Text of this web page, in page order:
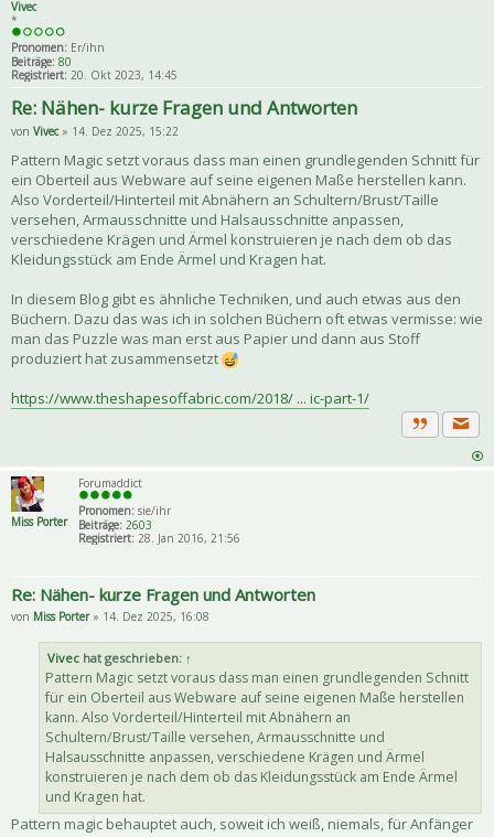
Vivec
*
Pronomen: Er/ihn
Beiträge: 80
Registriert: 20. Okt 2023, 14:45
Re: Nähen- kurze Fragen und Antworten
von Vivec» 14. Dez 2025, 15:22
Pattern Magic setzt voraus dass man einen grundlegenden Schnitt für
ein Oberteil aus Webware auf seine eigenen Maße herstellen kann.
Also Vorderteil/Hinterteil mit Abnähern an Schultern/Brust/Taille
versehen, Armausschnitte und Halsausschnitte anpassen,
verschiedene Krägen und Ärmel konstruieren je nach dem ob das
Kleidungsstück am Ende Ärmel und Kragen hat.
In diesem Blog gibt es ähnliche Techniken, und auch etwas aus den
Büchern. Dazu das was ich in solchen Büchern oft etwas vermisse: wie
man das Puzzle was man erst aus Papier und dann aus Stoff
produziert hat zusammensetzt
https://www.theshapesoffabric.com/2018/ ... ic-part-1/
Zitat
Miss Porter
Forumaddict
Pronomen: sie/ihr
Beiträge: 2603
Registriert: 28. Jan 2016, 21:56
Re: Nähen- kurze Fragen und Antworten
von Miss Porter» 14. Dez 2025, 16:08
Vivec hat geschrieben: ↑
Pattern Magic setzt voraus dass man einen grundlegenden Schnitt
für ein Oberteil aus Webware auf seine eigenen Maße herstellen
kann. Also Vorderteil/Hinterteil mit Abnähern an
Schultern/Brust/Taille versehen, Armausschnitte und
Halsausschnitte anpassen, verschiedene Krägen und Ärmel
konstruieren je nach dem ob das Kleidungsstück am Ende Ärmel
und Kragen hat.
Pattern magic behauptet auch, soweit ich weiß, niemals, für Anfänger